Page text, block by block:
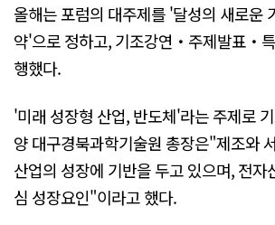
올해는 포럼의 대주제를 '달성의 새로운
약'으로 정하고, 기조강연・주제발표・
행했다.
'미래 성장형 산업, 반도체'라는 주제로
양 대구경북과학기술원 총장은"제조와
산업의 성장에 기반을 두고 있으며, 전자
심 성장요인"이라고 했다.